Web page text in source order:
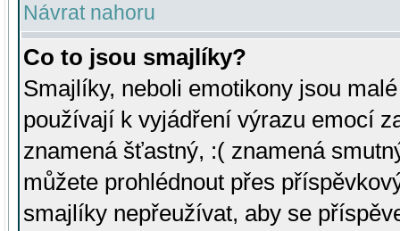
Návrat nahoru
Co to jsou smajlíky?
Smajlíky, neboli emotikony jsou
používají k vyjádření výrazu emocí
znamená šťastný, :( znamená
můžete prohlédnout přes
smajlíky nepřeužívat, aby se